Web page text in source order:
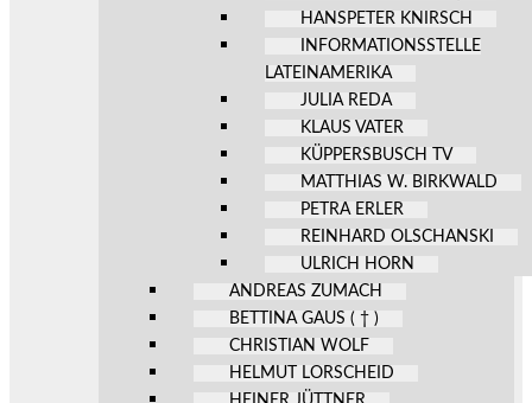
HANSPETER KNIRSCH
INFORMATIONSSTELLE
LATEINAMERIKA
JULIA REDA
KLAUS VATER
KÜPPERSBUSCH TV
MATTHIAS W. BIRKWALD
PETRA ERLER
REINHARD OLSCHANSKI
ULRICH HORN
ANDREAS ZUMACH
BETTINA GAUS ( † )
CHRISTIAN WOLF
HELMUT LORSCHEID